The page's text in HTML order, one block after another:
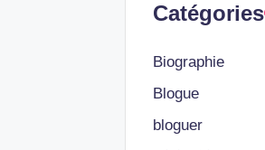
Catégories
Biographie
Blogue
bloguer